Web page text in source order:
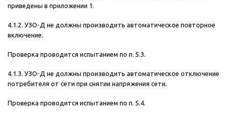
приведены в приложении 1.
4.1.2. УЗО-Д не должны производить автоматическое повторное
включение.
Проверка проводится испытанием по п. 5.3.
4.1.3. УЗО-Д не должны производить автоматическое отключение
потребителя от сети при снятии напряжения сети.
Проверка проводится испытанием по п. 5.4.